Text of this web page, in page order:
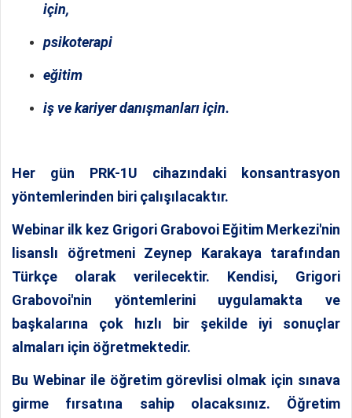
için,
psikoterapi
eğitim
iş ve kariyer danışmanlarıiçin.
Her gün PRK-1U cihazındaki konsantrasyon
yöntemlerinden biri çalışılacaktır.
Webinar ilk kez Grigori Grabovoi Eğitim Merkezi'nin
lisanslı öğretmeni Zeynep Karakaya tarafından
Türkçe olarak verilecektir. Kendisi, Grigori
Grabovoi'nin yöntemlerini uygulamakta ve
başkalarına çok hızlı bir şekilde iyi sonuçlar
almaları için öğretmektedir.
Bu Webinar ile öğretim görevlisi olmak için sınava
girme fırsatına sahip olacaksınız. Öğretim